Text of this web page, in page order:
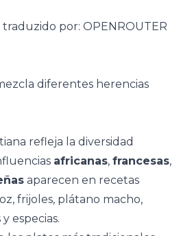
diferentes herencias
refleja la diversidad
africanas, francesas,
aparecen en recetas
frijoles, plátano macho,
especias.